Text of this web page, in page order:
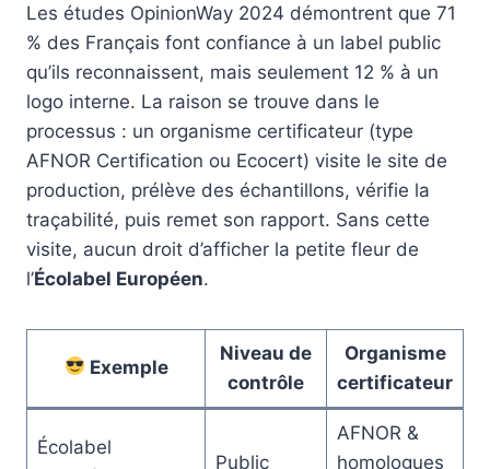
Les études OpinionWay 2024 démontrent que 71
% des Français font confiance à un label public
qu’ils reconnaissent, mais seulement 12 % à un
logo interne. La raison se trouve dans le
processus : un organisme certificateur (type
AFNOR Certification ou Ecocert) visite le site de
production, prélève des échantillons, vérifie la
traçabilité, puis remet son rapport. Sans cette
visite, aucun droit d’afficher la petite fleur de
l’Écolabel Européen.
Exemple
Niveau de
contrôle
Organisme
certificateur
Écolabel
Public
AFNOR &
homologues